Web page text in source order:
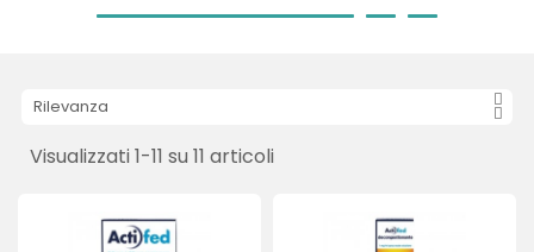
Rilevanza
Visualizzati 1-11 su 11 articoli